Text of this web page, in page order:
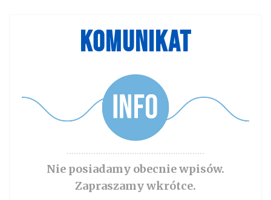
KOMUNIKAT
Nie posiadamy obecnie wpisów.
Zapraszamy wkrótce.